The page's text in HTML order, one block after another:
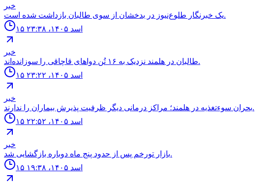
خبر
یک خبرنگار طلوع‌نیوز در بدخشان از سوی طالبان بازداشت شده است.
۱۵ اسد ۱۴۰۵، ۲۳:۳۸
خبر
طالبان در هلمند نزدیک به ۱۶ تُن دواهای قاچاقی را سوزانده‌اند.
۱۵ اسد ۱۴۰۵، ۲۳:۲۲
خبر
بحران سوءتغذیه در هلمند؛ مراکز درمانی دیگر ظرفیت پذیرش بیماران را ندارند.
۱۵ اسد ۱۴۰۵، ۲۲:۵۲
خبر
بازار تورخم پس از حدود پنج ماه دوباره بازگشایی شد.
۱۵ اسد ۱۴۰۵، ۱۹:۳۸